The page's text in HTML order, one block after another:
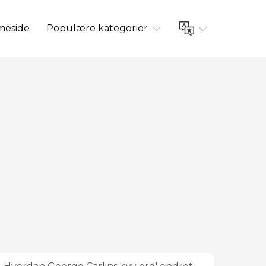
Populære kategorier